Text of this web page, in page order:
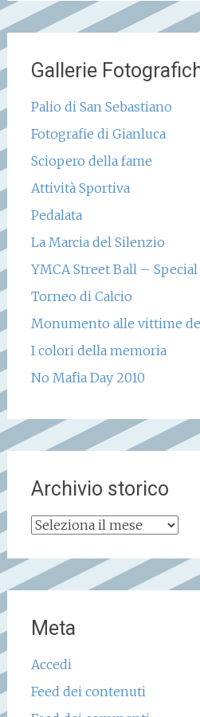
Gallerie
Palio di San Sebastiano
Fotografie di Gianluca
Sciopero della fame
Attività Sportiva
Pedalata
La Marcia del Silenzio
YMCA Street Ball –
Torneo di Calcio
Monumento alle vittime
I colori della memoria
No Mafia Day 2010
Archivio storico
Archivio
Meta
Accedi
Feed dei contenuti